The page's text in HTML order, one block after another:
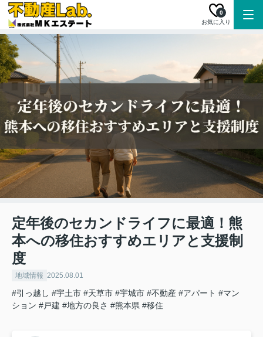
お気に入り
0
定年後のセカンドライフに最適！熊
本への移住おすすめエリアと支援制
度
地域情報 2025.08.01
#引っ越し #宇土市 #天草市 #宇城市 #不動産 #アパート #マン
ション #戸建 #地方の良さ #熊本県 #移住